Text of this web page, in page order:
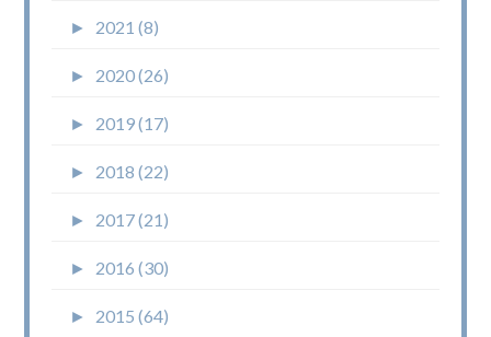
► 2021 (8)
► 2020 (26)
► 2019 (17)
► 2018 (22)
► 2017 (21)
► 2016 (30)
► 2015 (64)